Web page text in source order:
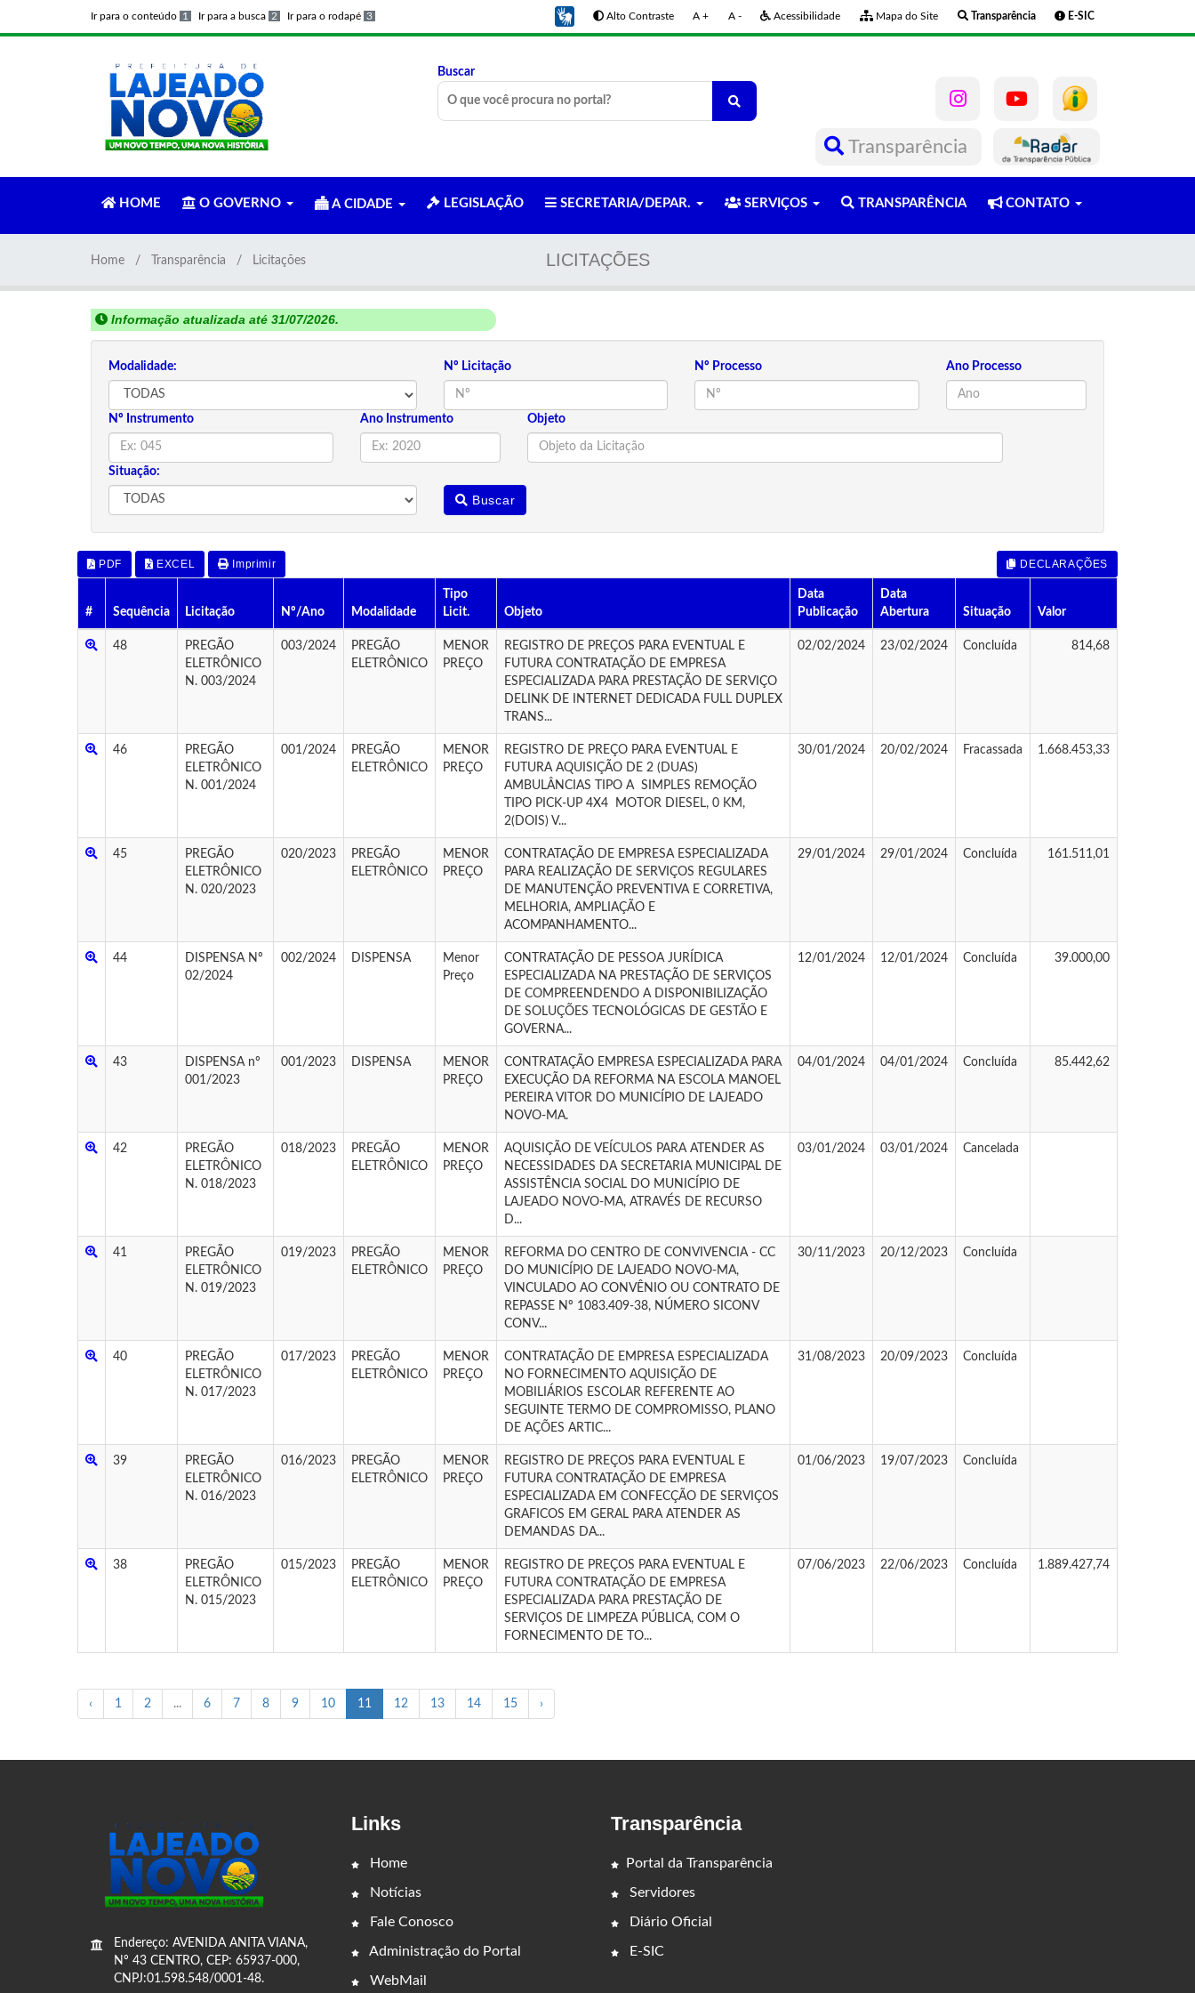
Ir para o conteúdo 1 Ir para a busca 2 Ir para o rodapé 3 Alto Contraste A + A - Acessibilidade Mapa do Site Transparência E-SIC
Buscar
Transparência
HOME O GOVERNO A CIDADE LEGISLAÇÃO SECRETARIA/DEPAR. SERVIÇOS TRANSPARÊNCIA CONTATO
LICITAÇÕES
Home Transparência Licitações
Informação atualizada até 31/07/2026.
Modalidade: Nº Licitação Nº Processo Ano Processo
Nº Instrumento Ano Instrumento Objeto
Situação:
Buscar
PDF EXCEL Imprimir DECLARAÇÕES
# Sequência Licitação Nº/Ano Modalidade
Tipo
Licit.
Objeto
Data
Publicação
Data
Abertura
Situação Valor
48
PREGÃO
ELETRÔNICO
N. 003/2024
003/2024
PREGÃO
ELETRÔNICO
MENOR
PREÇO
REGISTRO DE PREÇOS PARA EVENTUAL E
FUTURA CONTRATAÇÃO DE EMPRESA
ESPECIALIZADA PARA PRESTAÇÃO DE SERVIÇO
DELINK DE INTERNET DEDICADA FULL DUPLEX
TRANS...
02/02/2024 23/02/2024 Concluída 814,68
46
PREGÃO
ELETRÔNICO
N. 001/2024
001/2024
PREGÃO
ELETRÔNICO
MENOR
PREÇO
REGISTRO DE PREÇO PARA EVENTUAL E
FUTURA AQUISIÇÃO DE 2 (DUAS)
AMBULÂNCIAS TIPO A  SIMPLES REMOÇÃO 
TIPO PICK-UP 4X4  MOTOR DIESEL, 0 KM,
2(DOIS) V...
30/01/2024 20/02/2024 Fracassada 1.668.453,33
45
PREGÃO
ELETRÔNICO
N. 020/2023
020/2023
PREGÃO
ELETRÔNICO
MENOR
PREÇO
CONTRATAÇÃO DE EMPRESA ESPECIALIZADA
PARA REALIZAÇÃO DE SERVIÇOS REGULARES
DE MANUTENÇÃO PREVENTIVA E CORRETIVA,
MELHORIA, AMPLIAÇÃO E
ACOMPANHAMENTO...
29/01/2024 29/01/2024 Concluída 161.511,01
44
DISPENSA Nº
02/2024
002/2024 DISPENSA
Menor
Preço
CONTRATAÇÃO DE PESSOA JURÍDICA
ESPECIALIZADA NA PRESTAÇÃO DE SERVIÇOS
DE COMPREENDENDO A DISPONIBILIZAÇÃO
DE SOLUÇÕES TECNOLÓGICAS DE GESTÃO E
GOVERNA...
12/01/2024 12/01/2024 Concluída 39.000,00
43
DISPENSA nº
001/2023
001/2023 DISPENSA
MENOR
PREÇO
CONTRATAÇÃO EMPRESA ESPECIALIZADA PARA
EXECUÇÃO DA REFORMA NA ESCOLA MANOEL
PEREIRA VITOR DO MUNICÍPIO DE LAJEADO
NOVO-MA.
04/01/2024 04/01/2024 Concluída 85.442,62
42
PREGÃO
ELETRÔNICO
N. 018/2023
018/2023
PREGÃO
ELETRÔNICO
MENOR
PREÇO
AQUISIÇÃO DE VEÍCULOS PARA ATENDER AS
NECESSIDADES DA SECRETARIA MUNICIPAL DE
ASSISTÊNCIA SOCIAL DO MUNICÍPIO DE
LAJEADO NOVO-MA, ATRAVÉS DE RECURSO
D...
03/01/2024 03/01/2024 Cancelada
41
PREGÃO
ELETRÔNICO
N. 019/2023
019/2023
PREGÃO
ELETRÔNICO
MENOR
PREÇO
REFORMA DO CENTRO DE CONVIVENCIA - CC
DO MUNICÍPIO DE LAJEADO NOVO-MA,
VINCULADO AO CONVÊNIO OU CONTRATO DE
REPASSE Nº 1083.409-38, NÚMERO SICONV
CONV...
30/11/2023 20/12/2023 Concluída
40
PREGÃO
ELETRÔNICO
N. 017/2023
017/2023
PREGÃO
ELETRÔNICO
MENOR
PREÇO
CONTRATAÇÃO DE EMPRESA ESPECIALIZADA
NO FORNECIMENTO AQUISIÇÃO DE
MOBILIÁRIOS ESCOLAR REFERENTE AO
SEGUINTE TERMO DE COMPROMISSO, PLANO
DE AÇÕES ARTIC...
31/08/2023 20/09/2023 Concluída
39
PREGÃO
ELETRÔNICO
N. 016/2023
016/2023
PREGÃO
ELETRÔNICO
MENOR
PREÇO
REGISTRO DE PREÇOS PARA EVENTUAL E
FUTURA CONTRATAÇÃO DE EMPRESA
ESPECIALIZADA EM CONFECÇÃO DE SERVIÇOS
GRAFICOS EM GERAL PARA ATENDER AS
DEMANDAS DA...
01/06/2023 19/07/2023 Concluída
38
PREGÃO
ELETRÔNICO
N. 015/2023
015/2023
PREGÃO
ELETRÔNICO
MENOR
PREÇO
REGISTRO DE PREÇOS PARA EVENTUAL E
FUTURA CONTRATAÇÃO DE EMPRESA
ESPECIALIZADA PARA PRESTAÇÃO DE
SERVIÇOS DE LIMPEZA PÚBLICA, COM O
FORNECIMENTO DE TO...
07/06/2023 22/06/2023 Concluída 1.889.427,74
‹ 1 2 ... 6 7 8 9 10 11 12 13 14 15 ›
Endereço: AVENIDA ANITA VIANA,
Nº 43 CENTRO, CEP: 65937-000,
CNPJ:01.598.548/0001-48.
Links
Home
Notícias
Fale Conosco
Administração do Portal
WebMail
Transparência
Portal da Transparência
Servidores
Diário Oficial
E-SIC